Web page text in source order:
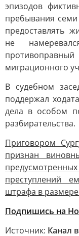
эпизодов
пребывания
предоставлять
не
миграционного
В судебном
поддержал
дела в особом
разбирательства.
Приговором
признан
преступлений
штрафа в
Подпишись на
Источник: Канал